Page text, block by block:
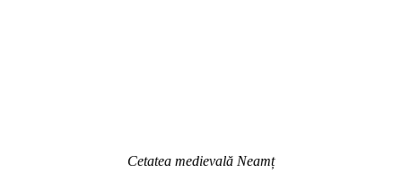
Cetatea medievală Neamț